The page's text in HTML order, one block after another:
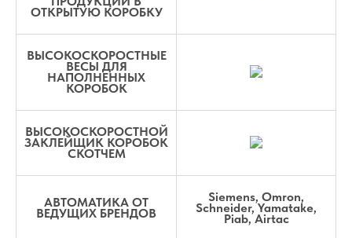
ОТКРЫТУЮ КОРОБКУ
ВЫСОКОСКОРОСТНЫЕ
ВЕСЫ ДЛЯ
НАПОЛНЕННЫХ
КОРОБОК
ВЫСОКОСКОРОСТНОЙ
ЗАКЛЕЙЩИК КОРОБОК
СКОТЧЕМ
АВТОМАТИКА ОТ
ВЕДУЩИХ БРЕНДОВ
Siemens, Omron,
Schneider, Yamatake,
Piab, Airtac